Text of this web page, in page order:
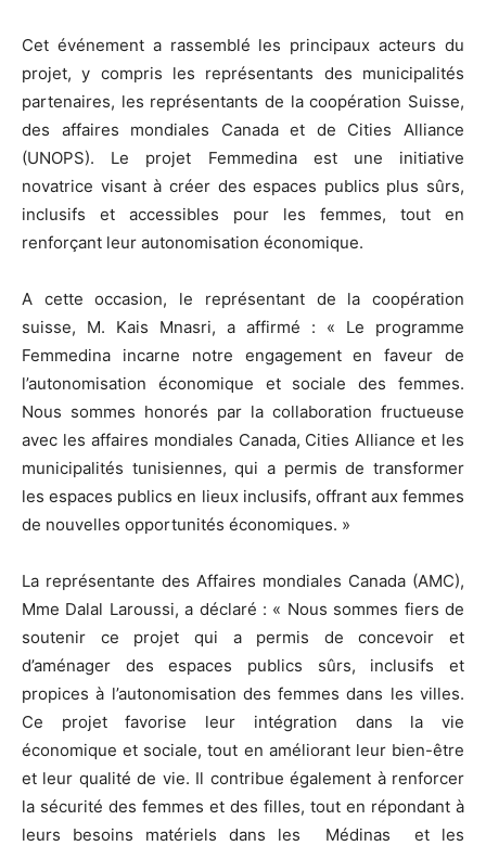
Cet événement a rassemblé les principaux acteurs du
projet, y compris les représentants des municipalités
partenaires, les représentants de la coopération Suisse,
des affaires mondiales Canada et de Cities Alliance
(UNOPS). Le projet Femmedina est une initiative
novatrice visant à créer des espaces publics plus sûrs,
inclusifs et accessibles pour les femmes, tout en
renforçant leur autonomisation économique.
A cette occasion, le représentant de la coopération
suisse, M. Kais Mnasri, a affirmé : « Le programme
Femmedina incarne notre engagement en faveur de
l’autonomisation économique et sociale des femmes.
Nous sommes honorés par la collaboration fructueuse
avec les affaires mondiales Canada, Cities Alliance et les
municipalités tunisiennes, qui a permis de transformer
les espaces publics en lieux inclusifs, offrant aux femmes
de nouvelles opportunités économiques. »
La représentante des Affaires mondiales Canada (AMC),
Mme Dalal Laroussi, a déclaré : « Nous sommes fiers de
soutenir ce projet qui a permis de concevoir et
d’aménager des espaces publics sûrs, inclusifs et
propices à l’autonomisation des femmes dans les villes.
Ce projet favorise leur intégration dans la vie
économique et sociale, tout en améliorant leur bien-être
et leur qualité de vie. Il contribue également à renforcer
la sécurité des femmes et des filles, tout en répondant à
leurs besoins matériels dans les Médinas et les